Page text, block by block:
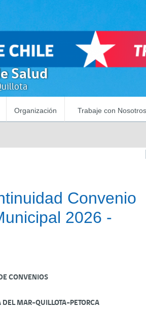
Salud
Organización Trabaje con Nosotros
Convenio
2026 -
CONVENIOS
MAR-QUILLOTA-PETORCA